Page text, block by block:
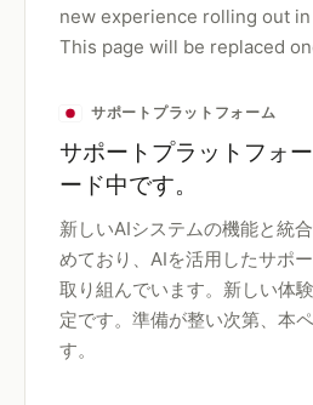
new experience rolling out
This page will be replaced
サポートプラットフォーム
サポートプラットフォ
ード中です。
新しいAIシステムの機能と統
めており、AIを活用したサポ
取り組んでいます。新しい体
定です。準備が整い次第、本
す。